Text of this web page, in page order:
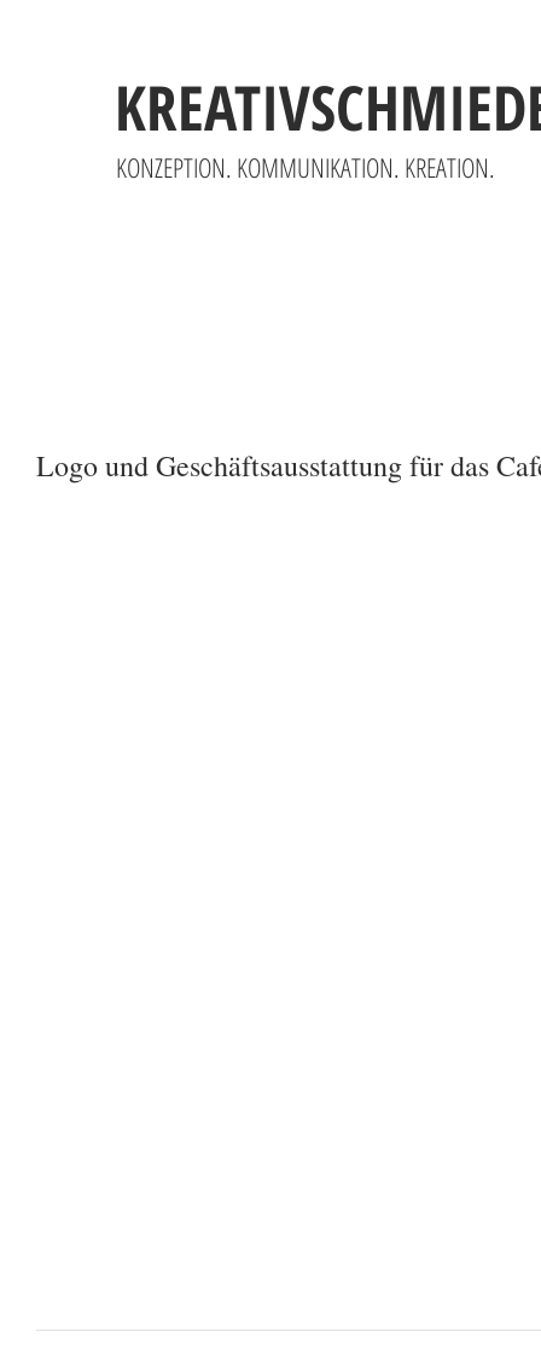
KONZEPTION. KOMMUNIKATION. KREATION.
Logo und Geschäftsausstattung für das